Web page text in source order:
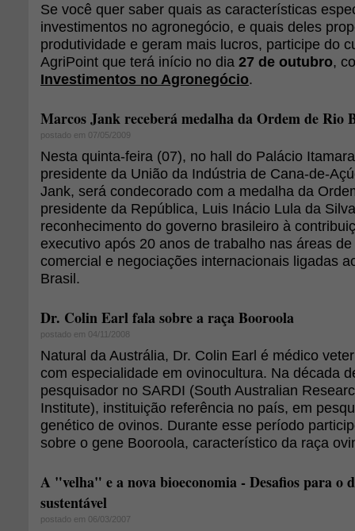
Se você quer saber quais as características
investimentos no agronegócio, e quais deles
produtividade e geram mais lucros, participe do
AgriPoint que terá início no dia 27 de outubro,
Investimentos no Agronegócio.
Marcos Jank receberá medalha da Ordem de Rio
postado em 07/05/2009
Nesta quinta-feira (07), no hall do Palácio
presidente da União da Indústria de Cana-de-
Jank, será condecorado com a medalha da
presidente da República, Luis Inácio Lula da
reconhecimento do governo brasileiro à
executivo após 20 anos de trabalho nas áreas
comercial e negociações internacionais ligadas
Brasil.
Dr. Colin Earl fala sobre a raça Booroola
postado em 04/11/2008
Natural da Austrália, Dr. Colin Earl é médico
com especialidade em ovinocultura. Na década
pesquisador no SARDI (South Australian
Institute), instituição referência no país, em
genético de ovinos. Durante esse período
sobre o gene Booroola, característico da raça
A "velha" e a nova bioeconomia - Desafios para o
sustentável
postado em 06/03/2007